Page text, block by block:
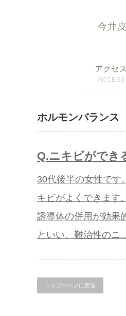
アクセス
ACCESS
ホルモンバランス
Q.ニキビがで
30代後半の女性です
キビがよくできます
誘導体の併用が効果
といい、難治性のニ
トップページに戻る